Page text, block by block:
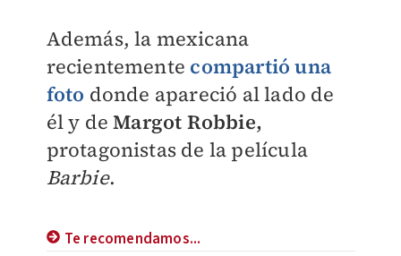
Además, la mexicana
recientemente compartió una
foto donde apareció al lado de
él y deMargot Robbie,
protagonistas de la película
Barbie.
Te recomendamos...